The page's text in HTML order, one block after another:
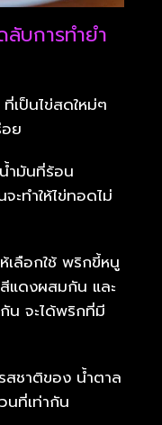
บการทำยำ
ที่เป็นไข่สดใหม่ๆ
ย
ำมันที่ร้อน
ทำให้ไข่ทอดไม่
เลือกใช้ พริกขี้หนู
แดงผสมกัน และ
น จะได้พริกที่มี
สชาติของ น้ำตาล
นที่เท่ากัน